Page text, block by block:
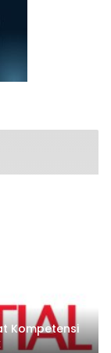
Kompetensi